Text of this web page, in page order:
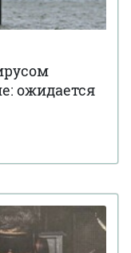
ожидается